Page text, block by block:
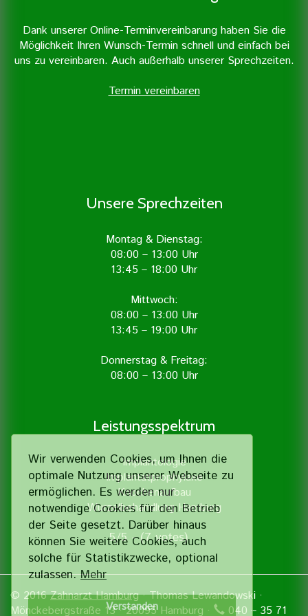
Wir verwenden Cookies, um Ihnen die
optimale Nutzung unserer Webseite zu
ermöglichen. Es werden nur
notwendige Cookies für den Betrieb
der Seite gesetzt. Darüber hinaus
können Sie weitere Cookies, auch
solche für Statistik­zwecke, optional
zulassen.Mehr
Verstanden
Dank unserer Online-Terminvereinbarung haben Sie die
Möglichkeit Ihren Wunsch-Termin schnell und einfach bei
uns zu vereinbaren. Auch außerhalb unserer Sprechzeiten.
Termin vereinbaren
Unsere Sprechzeiten
Montag & Dienstag:
08:00 – 13:00 Uhr
13:45 – 18:00 Uhr
Mittwoch:
08:00 – 13:00 Uhr
13:45 – 19:00 Uhr
Donnerstag & Freitag:
08:00 – 13:00 Uhr
Leistungsspektrum
Implantologie
Implantatprophylaxe
Knochenaufbau
Wurzelbehandlung Hamburg
5/5 - (7 votes)
© 2016Zahnarzt Hamburg· Thomas Lewandowski ·
Mönckebergstraße 13 · 20095 Hamburg ·
040 – 35 71